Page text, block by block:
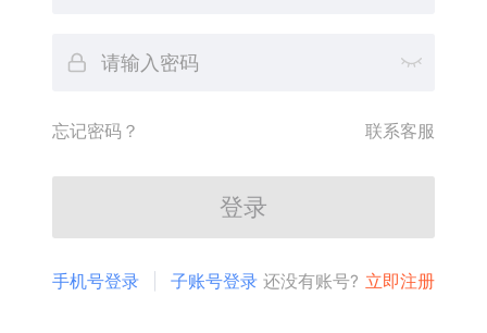
忘记密码？ 联系客服
登录
手机号登录 子账号登录 还没有账号? 立即注册